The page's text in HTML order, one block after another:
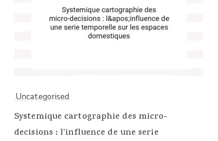
Uncategorised
Systemique cartographie des micro-
decisions : l'influence de une serie